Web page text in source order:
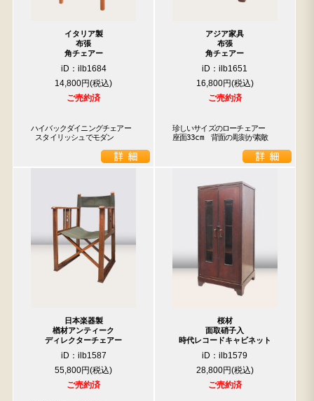
イタリア製
布張
角チェアー
iD：ilb1684
14,800円
ご売約済
ハイバックダイニングチェアー
スタイリッシュでモダン
アジア家具
布張
角チェアー
iD：ilb1651
16,800円
ご売約済
珍しいサイズのローチェアー
座面33cm　背面の彫刻が素敵
日本楽器製
楢材アンティーク
ディレクターチェアー
iD：ilb1587
55,800円
ご売約済
桜材
面取硝子入
時代レコードキャビネット
iD：ilb1579
28,800円
ご売約済